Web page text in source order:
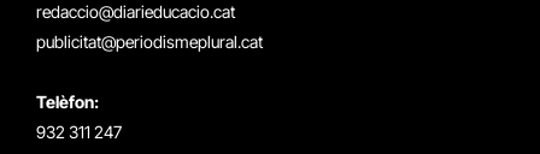
redaccio@diarieducacio.cat
publicitat@periodismeplural.cat
Telèfon:
932 311 247